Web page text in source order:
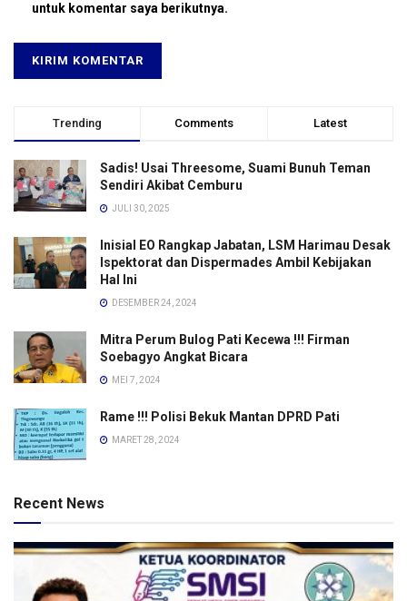
untuk komentar saya berikutnya.
Trending Comments Latest
Sadis! Usai Threesome, Suami Bunuh Teman
Sendiri Akibat Cemburu
JULI 30, 2025
Inisial EO Rangkap Jabatan, LSM Harimau Desak
Ispektorat dan Dispermades Ambil Kebijakan
Hal Ini
DESEMBER 24, 2024
Mitra Perum Bulog Pati Kecewa !!! Firman
Soebagyo Angkat Bicara
MEI 7, 2024
Rame !!! Polisi Bekuk Mantan DPRD Pati
MARET 28, 2024
Recent News